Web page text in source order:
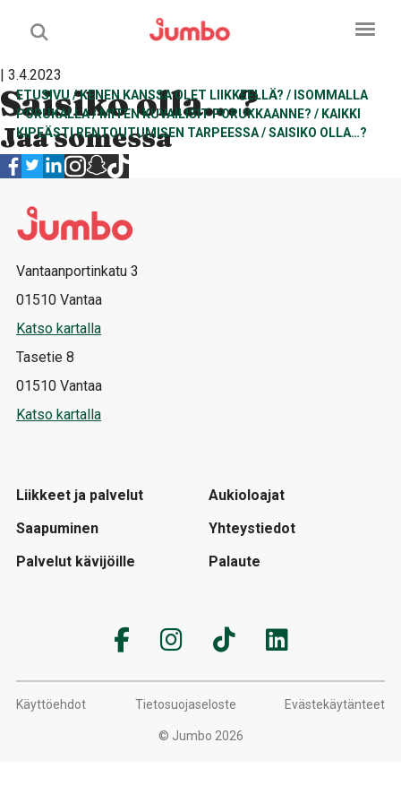
ETUSIVU /KENEN KANSSA OLET LIIKKEELLÄ? / ISOMMALLA
PORUKALLA/MITEN KUVAILISIT PORUKKAANNE? / KAIKKI
KIPEÄSTI RENTOUTUMISEN TARPEESSA/SAISIKO OLLA…?
| 3.4.2023
Saisiko olla…?
Jaa somessa
Vantaanportinkatu 3
01510 Vantaa
Katso kartalla
Tasetie 8
01510 Vantaa
Katso kartalla
Liikkeet ja palvelut
Saapuminen
Palvelut kävijöille
Aukioloajat
Yhteystiedot
Palaute
© Jumbo 2026
Käyttöehdot Tietosuojaseloste Evästekäytänteet